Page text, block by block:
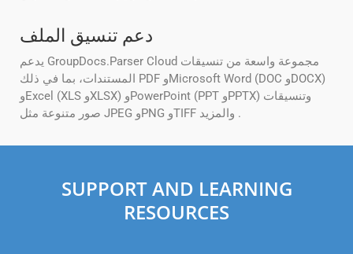
دعم تنسيق الملف
يدعم GroupDocs.Parser Cloud مجموعة واسعة من تنسيقات
المستندات، بما في ذلك PDF وMicrosoft Word (DOC وDOCX)
وExcel (XLS وXLSX) وPowerPoint (PPT وPPTX) وتنسيقات
صور متنوعة مثل JPEG وPNG وTIFF والمزيد .
SUPPORT AND LEARNING
RESOURCES